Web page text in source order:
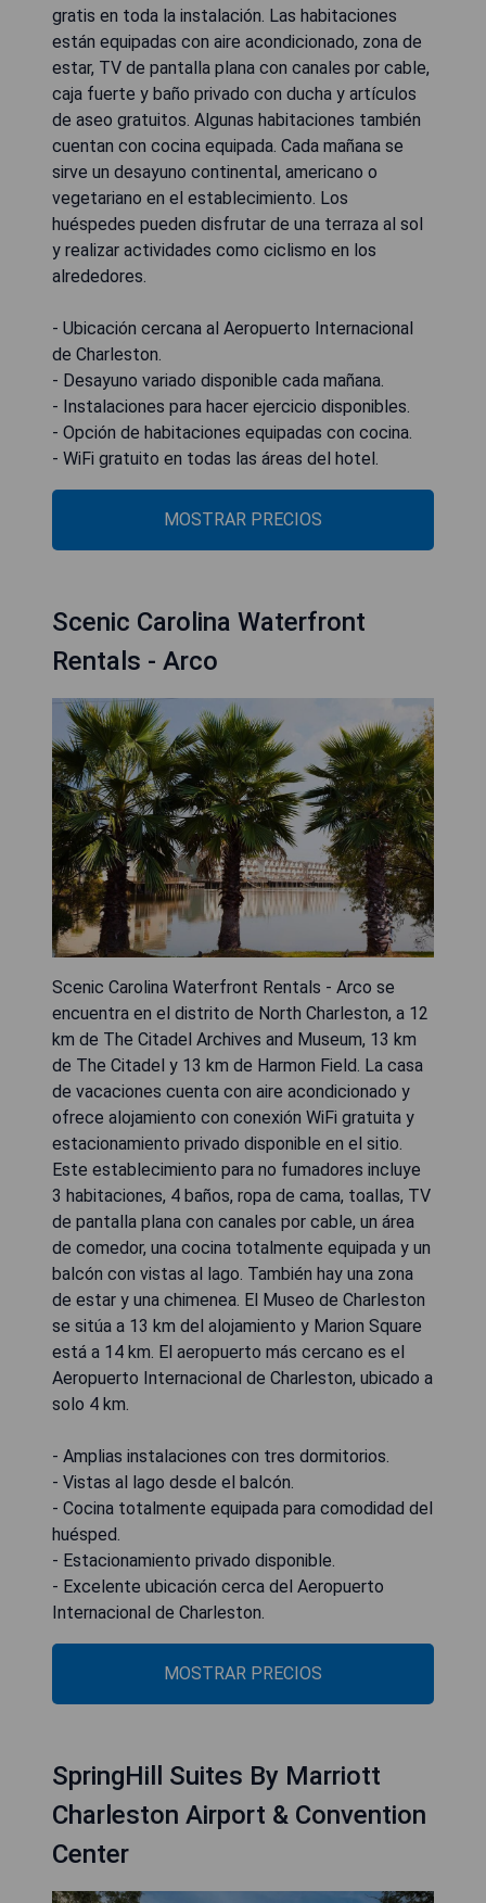
gratis en toda la instalación. Las habitaciones
están equipadas con aire acondicionado, zona de
estar, TV de pantalla plana con canales por cable,
caja fuerte y baño privado con ducha y artículos
de aseo gratuitos. Algunas habitaciones también
cuentan con cocina equipada. Cada mañana se
sirve un desayuno continental, americano o
vegetariano en el establecimiento. Los
huéspedes pueden disfrutar de una terraza al sol
y realizar actividades como ciclismo en los
alrededores.
- Ubicación cercana al Aeropuerto Internacional
de Charleston.
- Desayuno variado disponible cada mañana.
- Instalaciones para hacer ejercicio disponibles.
- Opción de habitaciones equipadas con cocina.
- WiFi gratuito en todas las áreas del hotel.
MOSTRAR PRECIOS
Scenic Carolina Waterfront
Rentals - Arco
Scenic Carolina Waterfront Rentals - Arco se
encuentra en el distrito de North Charleston, a 12
km de The Citadel Archives and Museum, 13 km
de The Citadel y 13 km de Harmon Field. La casa
de vacaciones cuenta con aire acondicionado y
ofrece alojamiento con conexión WiFi gratuita y
estacionamiento privado disponible en el sitio.
Este establecimiento para no fumadores incluye
3 habitaciones, 4 baños, ropa de cama, toallas, TV
de pantalla plana con canales por cable, un área
de comedor, una cocina totalmente equipada y un
balcón con vistas al lago. También hay una zona
de estar y una chimenea. El Museo de Charleston
se sitúa a 13 km del alojamiento y Marion Square
está a 14 km. El aeropuerto más cercano es el
Aeropuerto Internacional de Charleston, ubicado a
solo 4 km.
- Amplias instalaciones con tres dormitorios.
- Vistas al lago desde el balcón.
- Cocina totalmente equipada para comodidad del
huésped.
- Estacionamiento privado disponible.
- Excelente ubicación cerca del Aeropuerto
Internacional de Charleston.
MOSTRAR PRECIOS
SpringHill Suites By Marriott
Charleston Airport & Convention
Center